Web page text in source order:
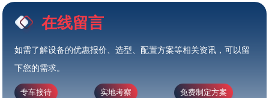
在线留言
如需了解设备的优惠报价、选型、配置方案等相关资讯，可以留
下您的需求。
专车接待 实地考察 免费制定方案